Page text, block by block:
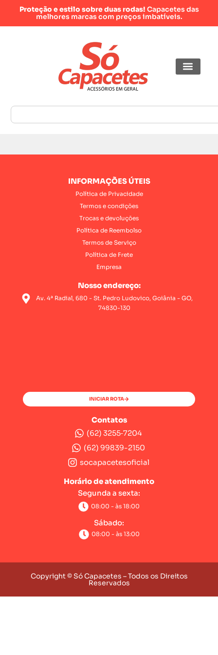
Proteção e estilo sobre duas rodas! Capacetes das
melhores marcas com preços imbatíveis.
INFORMAÇÕES ÚTEIS
Política de Privacidade
Termos e condições
Trocas e devoluções
Política de Reembolso
Termos de Serviço
Política de Frete
Empresa
Nosso endereço:
Av. 4ª Radial, 680 - St. Pedro Ludovico, Goiânia - GO,
74830-130
INICIAR ROTA
Contatos
(62) 3255‑7204‬
(62) 99839-2150
socapacetesoficial
Horário de atendimento
Segunda a sexta:
08:00 - às 18:00
Sábado:
08:00 - às 13:00
Copyright © Só Capacetes – Todos os Direitos
Reservados